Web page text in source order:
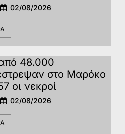
02/08/2026
48.000
στο Μαρόκο
οι νεκροί
02/08/2026